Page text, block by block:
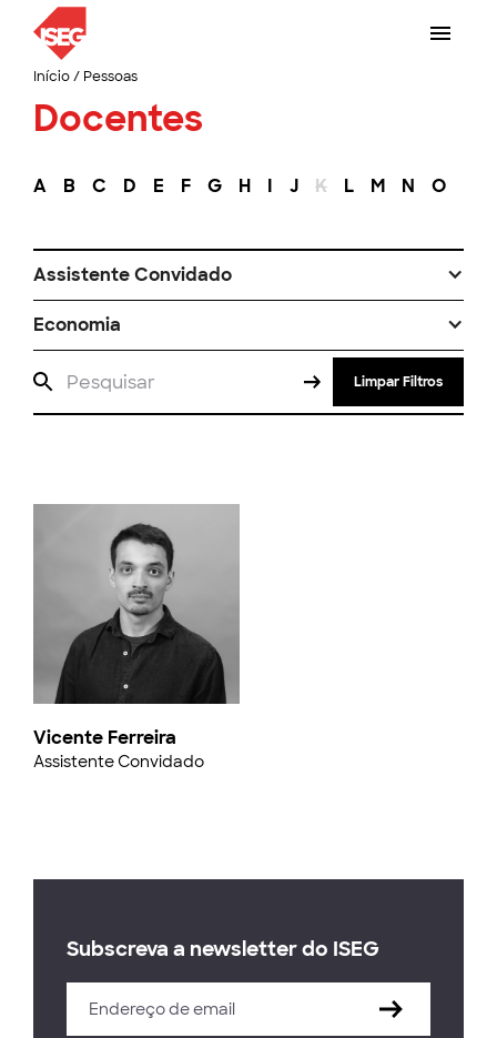
Início/ Pessoas
Docentes
A B C D E F G H I J K L M N O
Assistente Convidado
Economia
Limpar Filtros
Vicente Ferreira
Assistente Convidado
Subscreva a newsletter do ISEG